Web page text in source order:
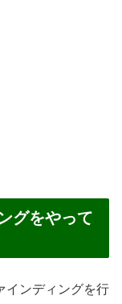
グをやって
インディングを行